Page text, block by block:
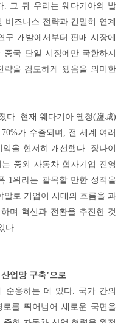
. 그 뒤 우리는 웨다기아의 발
즈니스 전략과 긴밀히 연계
구 개발에서부터 판매 시장에
국 단일 시장에만 국한하지
략을 검토하게 됐음을 의미한
다. 현재 웨다기아 옌청(鹽城)
가 수출되며, 전 세계 여러
을 현저히 개선했다. 장나이
중외 자동차 합자기업 진영
1위라는 괄목할 만한 성적을
말로 기업이 시대의 흐름을 과
며 혁신과 전환을 추진한 것
다.
업망 구축’으로
순응하는 데 있다. 국가 간의
를 뛰어넘어 새로운 국면을